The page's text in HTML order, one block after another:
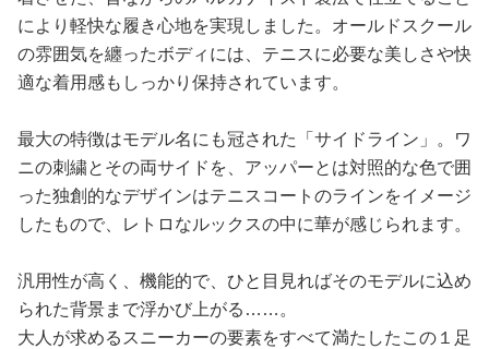
により軽快な履き心地を実現しました。オールドスクール
の雰囲気を纏ったボディには、テニスに必要な美しさや快
適な着用感もしっかり保持されています。
最大の特徴はモデル名にも冠された「サイドライン」。ワ
ニの刺繍とその両サイドを、アッパーとは対照的な色で囲
った独創的なデザインはテニスコートのラインをイメージ
したもので、レトロなルックスの中に華が感じられます。
汎用性が高く、機能的で、ひと目見ればそのモデルに込め
られた背景まで浮かび上がる……。
大人が求めるスニーカーの要素をすべて満たしたこの１足